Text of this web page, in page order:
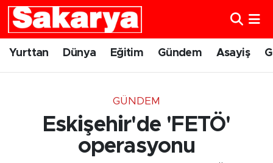
Yurttan Dünya Eğitim Gündem Asayiş
GÜNDEM
Eskişehir'de 'FETÖ'
operasyonu
Yurttan
Eskişehir Nöbetçi Eczaneler
Eskişehir Trafik Yoğunluk Haritası